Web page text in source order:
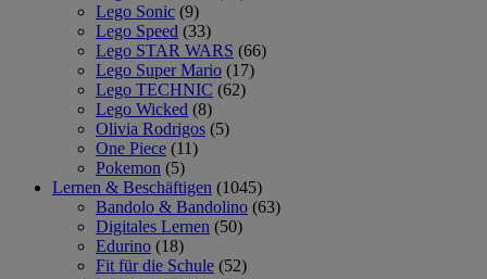
Lego Sonic (9)
Lego Speed (33)
Lego STAR WARS (66)
Lego Super Mario (17)
Lego TECHNIC (62)
Lego Wicked (8)
Olivia Rodrigos (5)
One Piece (11)
Pokemon (5)
Lernen & Beschäftigen (1045)
Bandolo & Bandolino (63)
Digitales Lernen (50)
Edurino (18)
Fit für die Schule (52)